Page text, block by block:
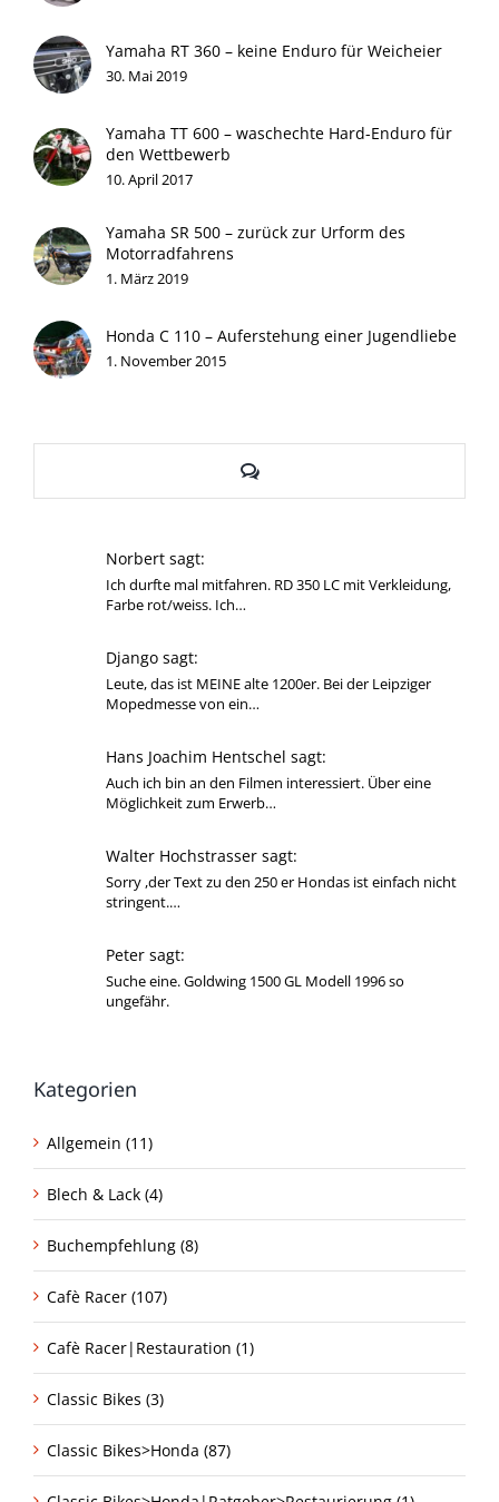
Yamaha RT 360 – keine Enduro für Weicheier
30. Mai 2019
Yamaha TT 600 – waschechte Hard-Enduro für
den Wettbewerb
10. April 2017
Yamaha SR 500 – zurück zur Urform des
Motorradfahrens
1. März 2019
Honda C 110 – Auferstehung einer Jugendliebe
1. November 2015
Kommentare
Norbert sagt:
Ich durfte mal mitfahren. RD 350 LC mit Verkleidung,
Farbe rot/weiss. Ich…
Django sagt:
Leute, das ist MEINE alte 1200er. Bei der Leipziger
Mopedmesse von ein…
Hans Joachim Hentschel sagt:
Auch ich bin an den Filmen interessiert. Über eine
Möglichkeit zum Erwerb…
Walter Hochstrasser sagt:
Sorry ,der Text zu den 250 er Hondas ist einfach nicht
stringent.…
Peter sagt:
Suche eine. Goldwing 1500 GL Modell 1996 so
ungefähr.
Kategorien
Allgemein (11)
Blech & Lack (4)
Buchempfehlung (8)
Cafè Racer (107)
Cafè Racer|Restauration (1)
Classic Bikes (3)
Classic Bikes>Honda (87)